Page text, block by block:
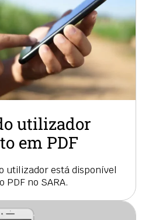
utilizador
em PDF
utilizador está disponível
PDF no SARA.